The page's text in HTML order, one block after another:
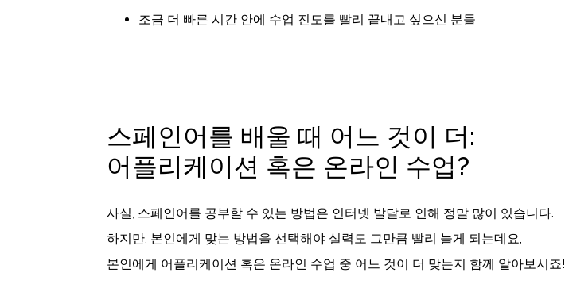
조금 더 빠른 시간 안에 수업 진도를 빨리 끝내고 싶으신 분들
스페인어를 배울 때 어느 것이 더:
어플리케이션 혹은 온라인 수업?
사실, 스페인어를 공부할 수 있는 방법은 인터넷 발달로 인해 정말 많이 있습니다.
하지만, 본인에게 맞는 방법을 선택해야 실력도 그만큼 빨리 늘게 되는데요,
본인에게 어플리케이션 혹은 온라인 수업 중 어느 것이 더 맞는지 함께 알아보시죠!